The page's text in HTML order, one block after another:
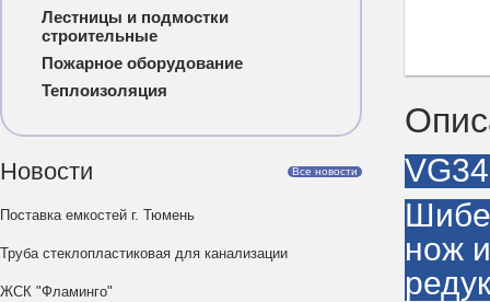
Лестницы и подмостки
строительные
Пожарное оборудование
Теплоизоляция
Новости Все новости
Поставка емкостей г. Тюмень
Труба стеклопластиковая для канализации
ЖСК "Фламинго"
нож